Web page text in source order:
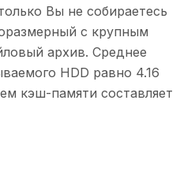
Вы не собираетесь
с крупным
архив. Среднее
HDD равно 4.16
кэш-памяти составляет